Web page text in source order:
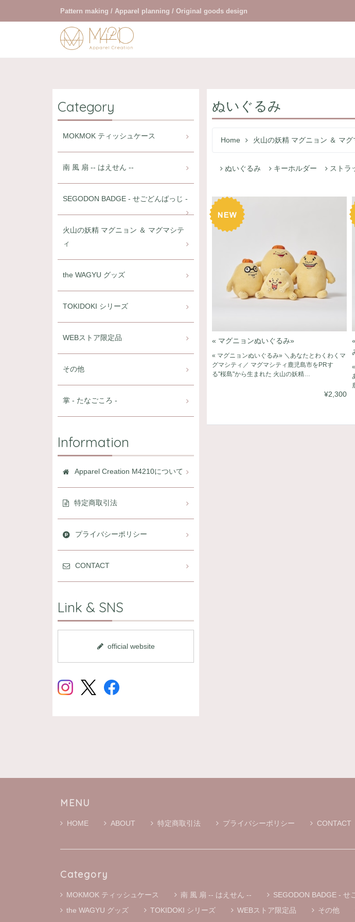
Pattern making / Apparel planning / Original goods design
ぬいぐるみ
Home 火山の妖精 マグニョン ＆ マグ
ぬいぐるみ キーホルダー ストラ
« マグニョンぬいぐるみ»
« マグニョンぬいぐるみ» ＼あなたとわくわくマ
グマシティ／ マグマシティ鹿児島市をPRす
る"桜島"から生まれた 火山の妖精…
¥2,300
Category
MOKMOK ティッシュケース
南 風 扇 -- はえせん --
SEGODON BADGE - せごどんばっじ -
火山の妖精 マグニョン ＆ マグマシテ
ィ
the WAGYU グッズ
TOKIDOKI シリーズ
WEBストア限定品
その他
掌 - たなごころ -
Information
Apparel Creation M4210について
特定商取引法
プライバシーポリシー
CONTACT
Link & SNS
official website
MENU
HOME ABOUT 特定商取引法 プライバシーポリシー CONTACT
Category
MOKMOK ティッシュケース 南 風 扇 -- はえせん -- SEGODON BADGE - せ
the WAGYU グッズ
TOKIDOKI シリーズ WEBストア限定品 その他